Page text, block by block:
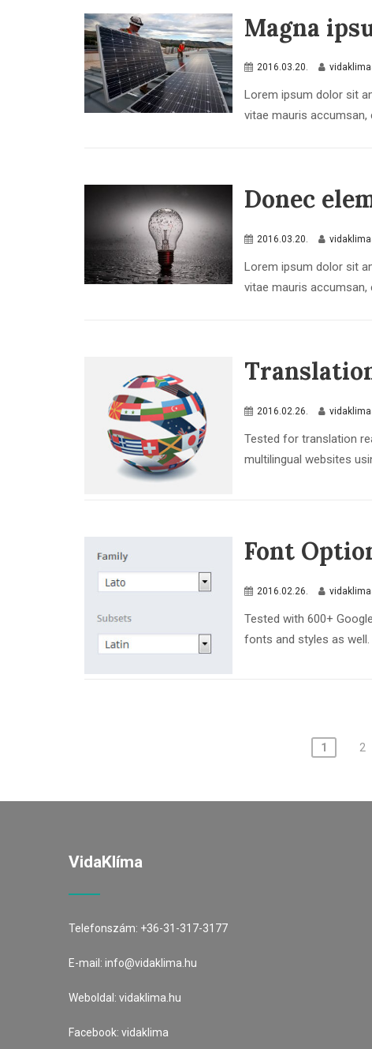
Magna
2016.03.20.
Lorem ipsum dolor sit
vitae mauris accumsan,
Donec
2016.03.20.
Lorem ipsum dolor sit
vitae mauris accumsan,
2016.02.26.
Tested for translation
multilingual websites
Font
2016.02.26.
Tested with 600+
fonts and styles as well.
1 2
VidaKlíma
Telefonszám: +36-31-317-3177
E-mail: info@vidaklima.hu
Weboldal: vidaklima.hu
Facebook: vidaklima